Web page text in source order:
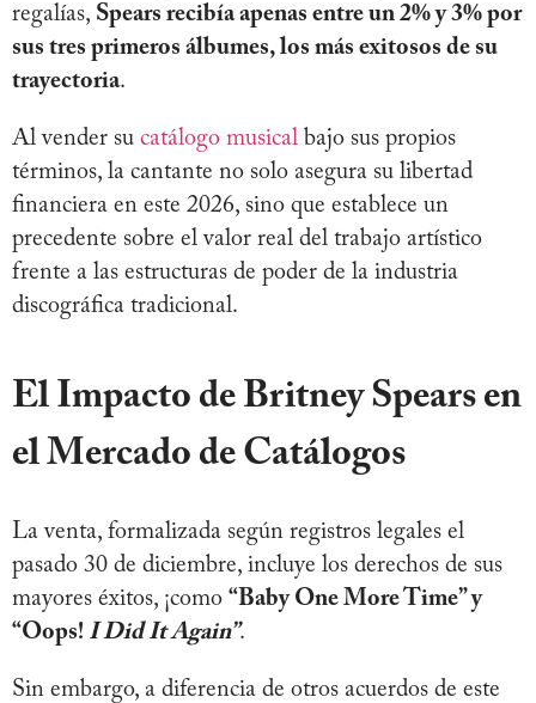
regalías, Spears recibía apenas entre un 2% y 3% por
sus tres primeros álbumes, los más exitosos de su
trayectoria.
Al vender su catálogo musical bajo sus propios
términos, la cantante no solo asegura su libertad
financiera en este 2026, sino que establece un
precedente sobre el valor real del trabajo artístico
frente a las estructuras de poder de la industria
discográfica tradicional.
El Impacto de Britney Spears en
el Mercado de Catálogos
La venta, formalizada según registros legales el
pasado 30 de diciembre, incluye los derechos de sus
mayores éxitos, ¡como “Baby One More Time” y
“Oops! I Did It Again”.
Sin embargo, a diferencia de otros acuerdos de este